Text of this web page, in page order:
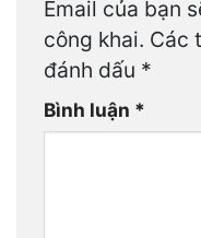
Email của bạn
công khai. Các
đánh dấu *
Bình luận *